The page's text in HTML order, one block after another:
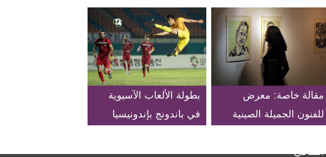
بشمالي الصين
مقالة خاصة: معرض
للفنون الجميلة الصينية
الثقافي
بطولة الألعاب الآسيوية
في باندونج بإندونيسيا